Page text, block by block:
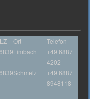
Ort Telefon
Limbach
+49 6887
4202
Schmelz
+49 6887
8948118